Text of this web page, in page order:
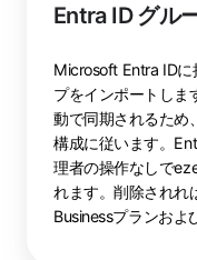
Entra ID グル
Microsoft Entra IDに
プをインポートしま
動で同期されるため
構成に従います。
理者の操作なしで
れます。削除されれ
Businessプランおよ